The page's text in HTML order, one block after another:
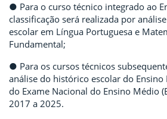
● Para o curso técnico integrado ao
classificação será realizada por
escolar em Língua Portuguesa e
Fundamental;
● Para os cursos técnicos
análise do histórico escolar do
do Exame Nacional do Ensino Médio
2017 a 2025.